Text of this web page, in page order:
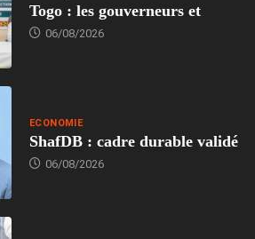
Togo : les gouverneurs et
06/08/2026
ECONOMIE
ShafDB : cadre durable validé
06/08/2026